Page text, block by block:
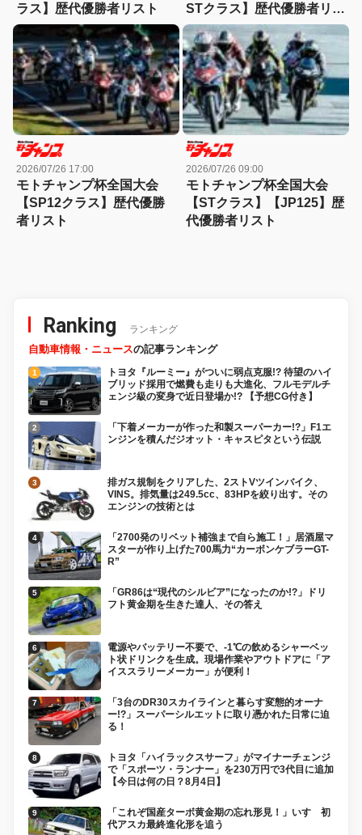
ラス】歴代優勝者リスト
STクラス】歴代優勝者リス
ト
2026/07/26 17:00
モトチャンプ杯全国大会
【SP12クラス】歴代優勝
者リスト
2026/07/26 09:00
モトチャンプ杯全国大会
【STクラス】【JP125】歴
代優勝者リスト
Ranking ランキング
自動車情報・ニュースの記事ランキング
トヨタ『ルーミー』がついに弱点克服!? 待望のハイ
ブリッド採用で燃費も走りも大進化、フルモデルチ
ェンジ級の変身で近日登場か!? 【予想CG付き】
「下着メーカーが作った和製スーパーカー!?」F1エ
ンジンを積んだジオット・キャスピタという伝説
排ガス規制をクリアした、2ストVツインバイク、
VINS。排気量は249.5cc、83HPを絞り出す。その
エンジンの技術とは
「2700発のリベット補強まで自ら施工！」居酒屋マ
スターが作り上げた700馬力“カーボンケブラーGT-
R”
「GR86は“現代のシルビア”になったのか!?」ドリ
フト黄金期を生きた達人、その答え
電源やバッテリー不要で、-1℃の飲めるシャーベッ
ト状ドリンクを生成。現場作業やアウトドアに「ア
イススラリーメーカー」が便利！
「3台のDR30スカイラインと暮らす変態的オーナ
ー!?」スーパーシルエットに取り憑かれた日常に迫
る！
トヨタ「ハイラックスサーフ」がマイナーチェンジ
で「スポーツ・ランナー」を230万円で3代目に追加
【今日は何の日？8月4日】
「これぞ国産ターボ黄金期の忘れ形見！」いすゞ初
代アスカ最終進化形を追う